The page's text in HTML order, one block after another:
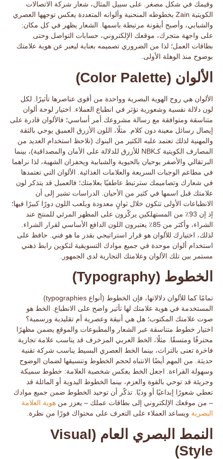
وقيمك في شكل مصغر. على سبيل المثال، شعار شركة الاتصالات
الكويتية Zain بخطوطه المنحنية وألوانه المتعددة يعكس توجهها العصري
والشبابي، وأصبح أيقونة مرتبطة باسمها. الشعار يظهر في كل مكان:
على واجهة متجرك، موقعك الإلكتروني، حسابات التواصل وحتى
بطاقات العمل؛ لذا من الضروري تصميمه بعناية ليعبر عن هوية علامتك
بوضوح منذ الوهلة الأولى.
الألوان (Color Palette)
الألوان هي روح الهوية البصرية وواحدة من أقوى عناصرها تأثيرًا. لكل
لون دلالة نفسية وشعورية تؤثر في انطباع العملاء. اختيار لوحة ألوان
متناسقة ومتوافقة مع رسالة مشروعك أمر أساسي؛ فالألوان قادرة على
إيصال رسائل معينة دون كلام. مثلًا، اللون الأزرق العميق يوحي بالثقة
والمهنية لذلك تعتمد عليه الكثير من البنوك (نلاحظ استخدام العديد من
المصارف الكويتية كـNBK للأزرق للدلالة على الأمان والمصداقية)، بينما
البرتقالي والأصفر يوحيان بالحيوية والشبابية ويحفزان الشهية، لذا نراهما
في مطاعم الوجبات السريعة والعلامات الغذائية. الألوان التي تعتمدها
في شعارك وتصاميمك سترتبط عاطفيًا بعلامتك؛ فالعميل قد يتذكر لون
علامتك قبل اسمها في كثير من الأحيان. الدراسات تشير إلى أن
الانطباعات الأولى تتكون خلال ثوانٍ معدودة ويلعب اللون دورًا كبيرًا فيها؛
إذ إن 93٪ من المستهلكين يركّزون على المظهر المرئي للمنتج عند
الشراء، وأكثر من 85٪ يعتبرون اللون الدافع الأساسي لقرار الشراء.
لذلك، اختيارك للألوان هو قرار استراتيجي بقدر ما هو فني. حافظ على
استخدام ألوان موحدة في جميع موادك التسويقية لتكوين رابط ذهني
مستمر بين تلك الألوان وعلامتك التجارية لدى الجمهور.
الخطوط (Typography)
تمامًا كما للألوان دلالاتها، فإن الخطوط
(أنواع typographies)
المستخدمة في هوية علامتك لها تأثير واضح على الانطباع. الخط هو
صوت علامتك المكتوب؛ هل هي أنيقة وعصرية أم تقليدية ورسمية؟
اختيار خطوط متناسقة عبر الشعار والمطبوعات والموقع يضمن مظهرًا
محترفًا ومتسقًا. مثلًا، الخط العربي المزخرف قد يناسب علامة تجارية
فاخرة تعنى بالتراث، بينما الخط العصري البسيط يناسب شركة تقنية
حديثة. من المهم أيضًا الانتباه لحجم الخطوط وتنسيقها لضمان الوضوح
وسهولة القراءة. اجعل الخط يعكس شخصية العلامة: خطوط سميكة
وجريئة قد توحي بالقوة والعزم، بينما الخطوط اليدوية أو المائلة قد
تعطي شعورًا إبداعيًا أو وديًا. تذكّر أن توحيد الخطوط ضمن جميع موادك
– من موقعك الإلكتروني إلى بطاقات عملك – يعزز من هوية العلامة
البصرية ويساعد العملاء على التعرف على محتواك فورًا من نظرة.
النمط البصري العام (Visual
Style)